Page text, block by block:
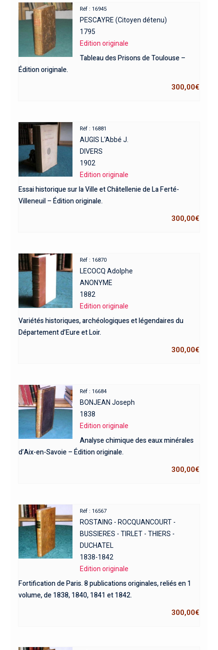
Réf : 16945
PESCAYRE (Citoyen détenu)
1795
Edition originale
Tableau des Prisons de Toulouse –
Édition originale.
300,00€
Réf : 16881
AUGIS L'Abbé J.
DIVERS
1902
Edition originale
Essai historique sur la Ville et Châtellenie de La Ferté-
Villeneuil – Édition originale.
300,00€
Réf : 16870
LECOCQ Adolphe
ANONYME
1882
Edition originale
Variétés historiques, archéologiques et légendaires du
Département d’Eure et Loir.
300,00€
Réf : 16684
BONJEAN Joseph
1838
Edition originale
Analyse chimique des eaux minérales
d’Aix-en-Savoie – Édition originale.
300,00€
Réf : 16567
ROSTAING - ROCQUANCOURT -
BUSSIERES - TIRLET - THIERS -
DUCHATEL
1838-1842
Edition originale
Fortification de Paris. 8 publications originales, reliés en 1
volume, de 1838, 1840, 1841 et 1842.
300,00€